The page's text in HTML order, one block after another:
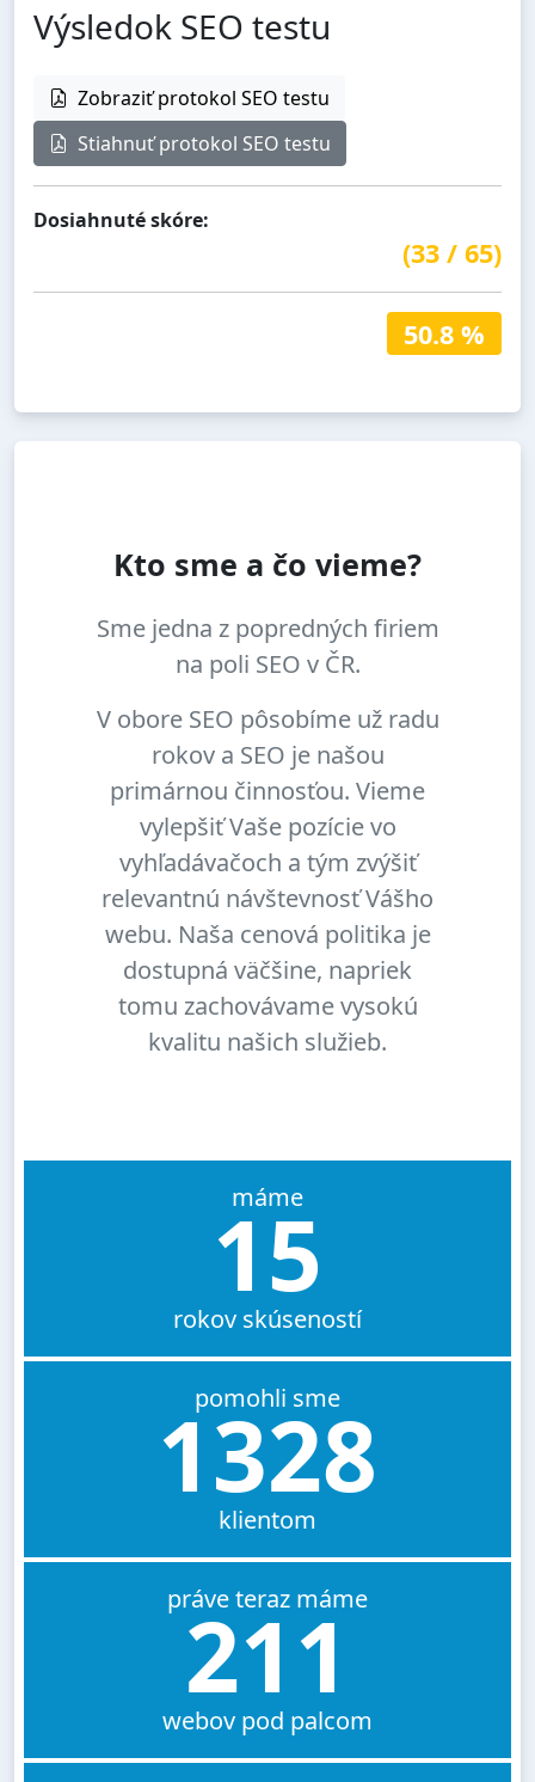
Výsledok SEO testu
Zobraziť protokol SEO testu
Stiahnuť protokol SEO testu
Dosiahnuté skóre:
(33 / 65)
50.8 %
Kto sme a čo vieme?
Sme jedna z popredných firiem
na poli SEO v ČR.
V obore SEO pôsobíme už radu
rokov a SEO je našou
primárnou činnosťou. Vieme
vylepšiť Vaše pozície vo
vyhľadávačoch a tým zvýšiť
relevantnú návštevnosť Vášho
webu. Naša cenová politika je
dostupná väčšine, napriek
tomu zachovávame vysokú
kvalitu našich služieb.
máme
15
rokov skúseností
pomohli sme
1328
klientom
práve teraz máme
211
webov pod palcom